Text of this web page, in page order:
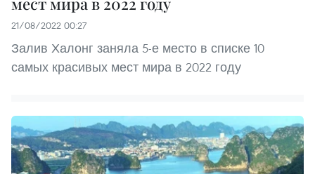
21/08/2022 00:27
Залив Халонг заняла 5-е место в списке 10
самых красивых мест мира в 2022 году